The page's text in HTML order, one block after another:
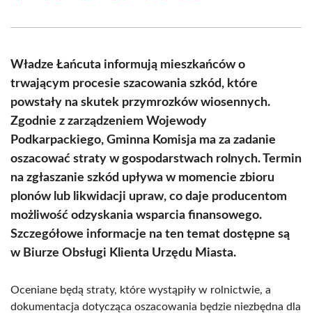
(Twitter)
Władze Łańcuta informują mieszkańców o
trwającym procesie szacowania szkód, które
powstały na skutek przymrozków wiosennych.
Zgodnie z zarządzeniem Wojewody
Podkarpackiego, Gminna Komisja ma za zadanie
oszacować straty w gospodarstwach rolnych. Termin
na zgłaszanie szkód upływa w momencie zbioru
plonów lub likwidacji upraw, co daje producentom
możliwość odzyskania wsparcia finansowego.
Szczegółowe informacje na ten temat dostępne są
w Biurze Obsługi Klienta Urzędu Miasta.
Oceniane będą straty, które wystąpiły w rolnictwie, a
dokumentacja dotycząca oszacowania będzie niezbędna dla